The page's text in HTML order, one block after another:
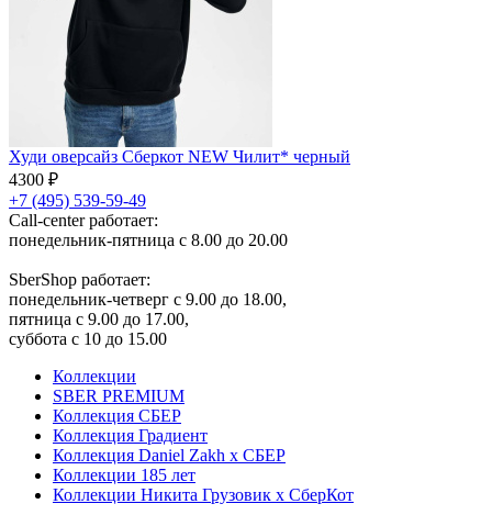
Худи оверсайз Сберкот NEW Чилит* черный
4300 ₽
+7 (495) 539-59-49
Call-center работает:
понедельник-пятница с 8.00 до 20.00
SberShop работает:
понедельник-четверг с 9.00 до 18.00,
пятница с 9.00 до 17.00,
суббота с 10 до 15.00
Коллекции
SBER PREMIUM
Коллекция СБЕР
Коллекция Градиент
Коллекция Daniel Zakh x СБЕР
Коллекции 185 лет
Коллекции Никита Грузовик х СберКот